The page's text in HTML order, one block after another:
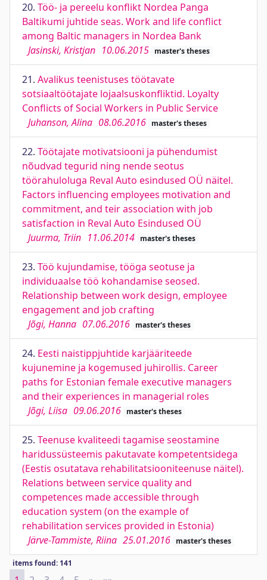
20. Töö- ja pereelu konflikt Nordea Panga
Baltikumi juhtide seas. Work and life conflict
among Baltic managers in Nordea Bank
Jasinski, Kristjan 10.06.2015 master's theses
21. Avalikus teenistuses töötavate
sotsiaaltöötajate lojaalsuskonfliktid. Loyalty
Conflicts of Social Workers in Public Service
Juhanson, Alina 08.06.2016 master's theses
22. Töötajate motivatsiooni ja pühendumist
nõudvad tegurid ning nende seotus
töörahuloluga Reval Auto esindused OÜ näitel.
Factors influencing employees motivation and
commitment, and teir association with job
satisfaction in Reval Auto Esindused OÜ
Juurma, Triin 11.06.2014 master's theses
23. Töö kujundamise, tööga seotuse ja
individuaalse töö kohandamise seosed.
Relationship between work design, employee
engagement and job crafting
Jõgi, Hanna 07.06.2016 master's theses
24. Eesti naistippjuhtide karjääriteede
kujunemine ja kogemused juhirollis. Career
paths for Estonian female executive managers
and their experiences in managerial roles
Jõgi, Liisa 09.06.2016 master's theses
25. Teenuse kvaliteedi tagamise seostamine
haridussüsteemis pakutavate kompetentsidega
(Eestis osutatava rehabilitatsiooniteenuse näitel).
Relations between service quality and
competences made accessible through
education system (on the example of
rehabilitation services provided in Estonia)
Järve-Tammiste, Riina 25.01.2016 master's theses
items found: 141